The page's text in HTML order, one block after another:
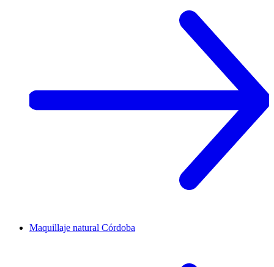
Maquillaje natural Córdoba